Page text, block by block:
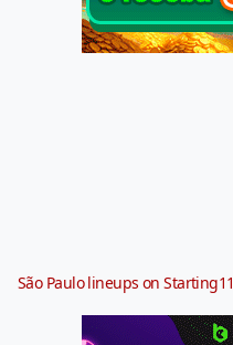
São Paulo lineups on Starting11